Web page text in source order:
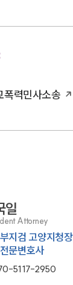
법률서식
률상담예약
폭력민사소송
일
Attorney
지검 고양지청
문변호사
5117-2950